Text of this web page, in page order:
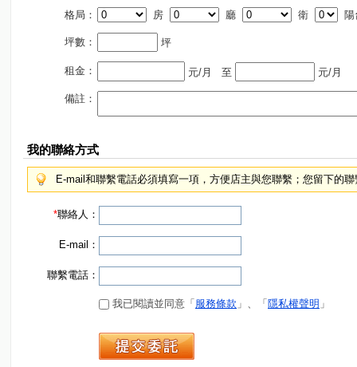
格局： 房 廳 衛 陽
坪數： 坪
租金： 元/月 至 元/月
備註：
我的聯絡方式
E-mail和聯繫電話必須填寫一項，方便店主與您聯繫；您留下的
*聯絡人：
E-mail：
聯繫電話：
我已閱讀並同意「 服務條款 」、「 隱私權聲明 」